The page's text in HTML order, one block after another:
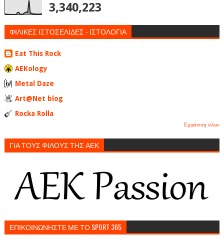
3,340,223
ΦΙΛΙΚΕΣ ΙΣΤΟΣΕΛΙΔΕΣ - ΙΣΤΟΛΟΓΙΑ
Eat This Rock
AEKology
Metal Daze
Art@Net blog
Rocka Rolla
Εμφάνιση όλων
ΓΙΑ ΤΟΥΣ ΦΙΛΟΥΣ ΤΗΣ ΑΕΚ
ΕΠΙΚΟΙΝΩΝΗΣΤΕ ΜΕ ΤΟ SPORT 365